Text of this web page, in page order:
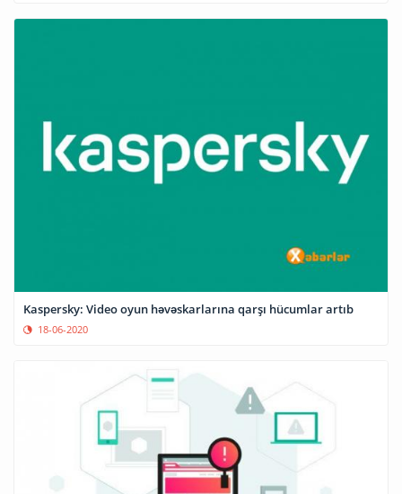
Kaspersky: Video oyun həvəskarlarına qarşı hücumlar artıb
18-06-2020